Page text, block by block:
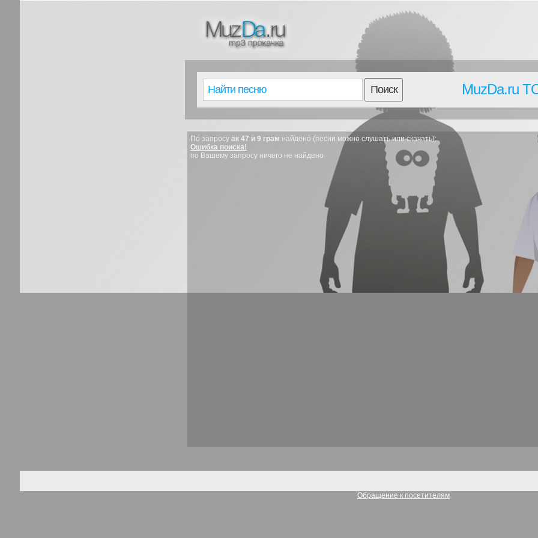
Поиск MuzDa.ru
По запросу ак 47 и 9 грам найдено (песни можно слушать или скачать):
Ошибка поиска!
по Вашему запросу ничего не найдено
Обращение к посетителям